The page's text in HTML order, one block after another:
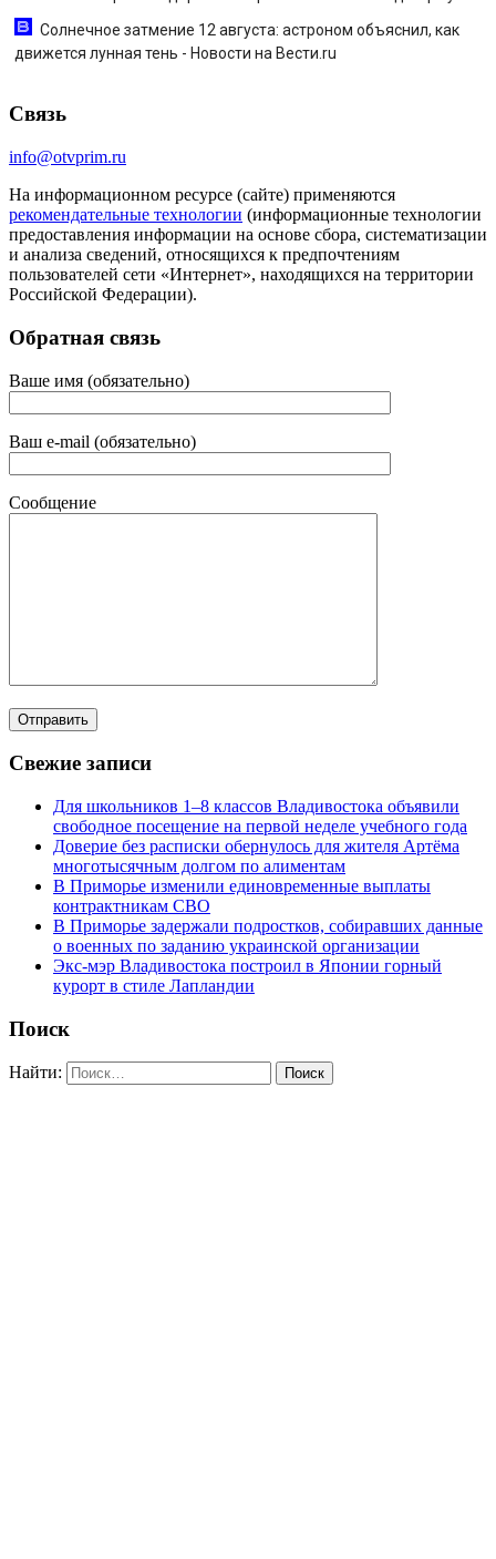
Солнечное затмение 12 августа: астроном объяснил, как
движется лунная тень - Новости на Вести.ru
Связь
info@otvprim.ru
На информационном ресурсе (сайте) применяются
рекомендательные технологии (информационные технологии
предоставления информации на основе сбора, систематизации
и анализа сведений, относящихся к предпочтениям
пользователей сети «Интернет», находящихся на территории
Российской Федерации).
Обратная связь
Ваше имя (обязательно)
Ваш e-mail (обязательно)
Сообщение
Свежие записи
Для школьников 1–8 классов Владивостока объявили
свободное посещение на первой неделе учебного года
Доверие без расписки обернулось для жителя Артёма
многотысячным долгом по алиментам
В Приморье изменили единовременные выплаты
контрактникам СВО
В Приморье задержали подростков, собиравших данные
о военных по заданию украинской организации
Экс-мэр Владивостока построил в Японии горный
курорт в стиле Лапландии
Поиск
Найти: